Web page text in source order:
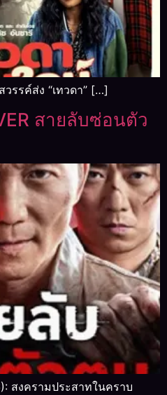
รรค์ส่ง “เทวดา” […]
สายลับซ่อนตัว
สงครามประสาทในคราบ